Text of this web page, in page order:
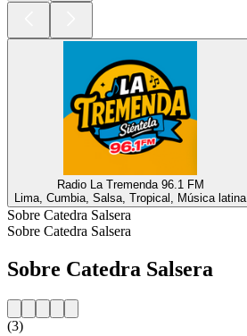
Radio La Tremenda 96.1 FM
Lima, Cumbia, Salsa, Tropical, Música latina
Sobre Catedra Salsera
Sobre Catedra Salsera
Sobre Catedra Salsera
(3)